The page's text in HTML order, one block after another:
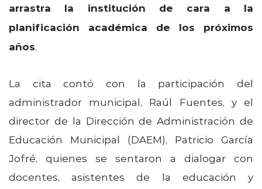
arrastra la institución de cara a la
planificación académica de los próximos
años.
La cita contó con la participación del
administrador municipal, Raúl Fuentes, y el
director de la Dirección de Administración de
Educación Municipal (DAEM), Patricio García
Jofré, quienes se sentaron a dialogar con
docentes, asistentes de la educación y